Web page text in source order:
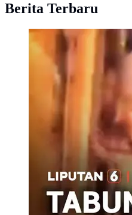
Berita Terbaru